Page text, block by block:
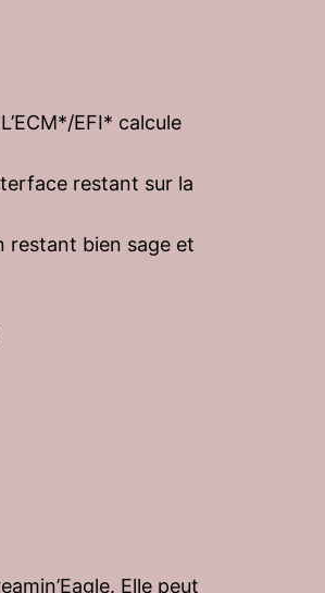
EFI* calcule
restant sur la
restant bien sage et
Elle peut